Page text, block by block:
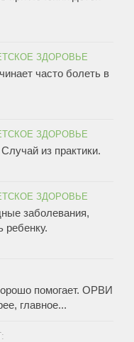
ЗДОРОВЬЕ
часто болеть в
ЗДОРОВЬЕ
из практики.
ЗДОРОВЬЕ
заболевания,
ребенку.
помогает. ОРВИ
главное...